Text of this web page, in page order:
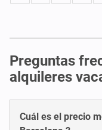
Preguntas
alquileres
Cuál es el precio